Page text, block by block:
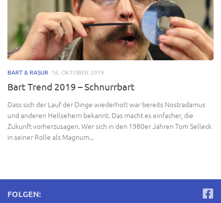
BART & RASUR 16. OKTOBER 2019
Bart Trend 2019 – Schnurrbart
Dass sich der Lauf der Dinge wiederholt war bereits Nostradamus
und anderen Hellsehern bekannt. Das macht es einfacher, die
Zukunft vorherzusagen. Wer sich in den 1980er Jahren Tom Selleck
in seiner Rolle als Magnum...
FOLGEN: